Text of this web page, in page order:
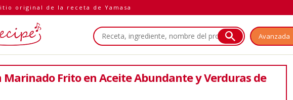
original de la receta de Yamasa
Avanzada
Marinado Frito en Aceite Abundante y Verduras de